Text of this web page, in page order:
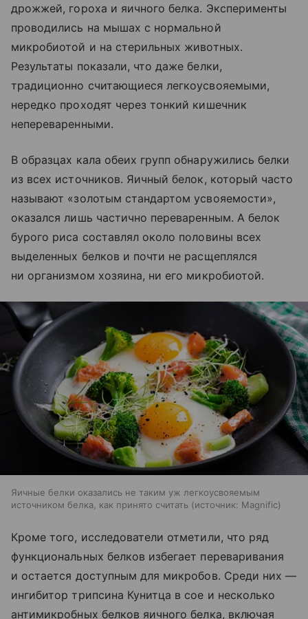
дрожжей, гороха и яичного белка. Эксперименты
проводились на мышах с нормальной
микробиотой и на стерильных животных.
Результаты показали, что даже белки,
традиционно считающиеся легкоусвояемыми,
нередко проходят через тонкий кишечник
непереваренными.
В образцах кала обеих групп обнаружились белки
из всех источников. Яичный белок, который часто
называют «золотым стандартом усвояемости»,
оказался лишь частично переваренным. А белок
бурого риса составлял около половины всех
выделенных белков и почти не расщеплялся
ни организмом хозяина, ни его микробиотой.
Яичные белки оказались не таким уж легкоусвояемым
источником белка, как принято считать
источник: Magnific
Кроме того, исследователи отметили, что ряд
функциональных белков избегает переваривания
и остается доступным для микробов. Среди них —
ингибитор трипсина Кунитца в сое и несколько
антимикробных белков яичного белка, включая